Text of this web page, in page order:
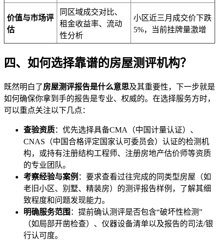
价值与市场评
估
同区域成交对比、
租金收益率、流动
性分析
小区近三月成交价下跌
5%，当前挂牌量激增
四、如何选择靠谱的房屋测评机构？
既然明白了房屋测评报告是什么意思及其重要性，下一步就是
如何确保你拿到手的报告是专业、权威的。在选择服务方时，
可以重点关注以下几点：
查验资质：优先选择具备CMA（中国计量认证）、
CNAS（中国合格评定国家认可委员会）认证的检测机
构，或持有注册结构工程师、注册房地产估价师等资质
的专业团队。
考察经验与案例 ：要求查看过往完成的同类型房屋（如
老旧小区、别墅、精装房）的测评报告样例，了解其细
致程度和问题发现能力。
明确服务范围 ：提前确认测评是否包含“破坏性检测”
（如局部开凿检查）、仪器设备清单以及报告的司法/银
行认可度。